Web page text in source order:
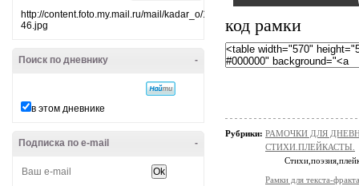
http://content.foto.my.mail.ru/mail/kadar_o/10/i-
46.jpg
-
Поиск по дневнику
в этом дневнике
-
Подписка по e-mail
код рамки
Рубрики: РАМОЧКИ ДЛЯ
СТИХИ.ПЛЕЙКАСТЫ.
Рамки для текста-